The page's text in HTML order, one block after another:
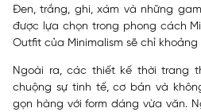
Đen, trắng, ghi, xám và những
được lựa chọn trong phong cách
Outfit của Minimalism sẽ chỉ
Ngoài ra, các thiết kế thời trang
chuộng sự tinh tế, cơ bản và
gọn hàng với form dáng vừa văn.